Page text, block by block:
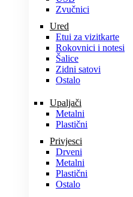
Zvučnici
Ured
Etui za vizitkarte
Rokovnici i notesi
Šalice
Zidni satovi
Ostalo
Upaljači
Metalni
Plastični
Privjesci
Drveni
Metalni
Plastični
Ostalo